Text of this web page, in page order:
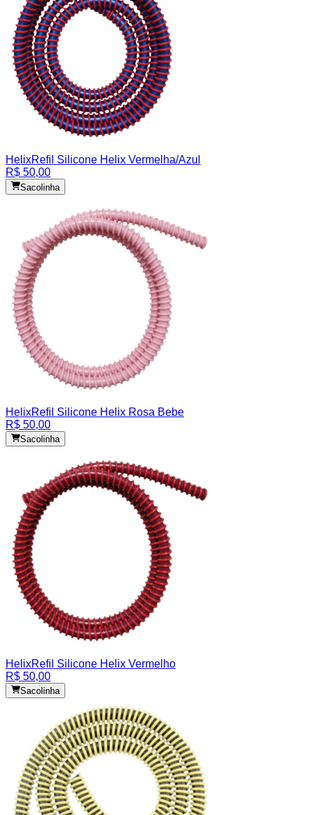
HelixRefil Silicone Helix Vermelha/Azul
R$ 50,00
Sacolinha
HelixRefil Silicone Helix Rosa Bebe
R$ 50,00
Sacolinha
HelixRefil Silicone Helix Vermelho
R$ 50,00
Sacolinha